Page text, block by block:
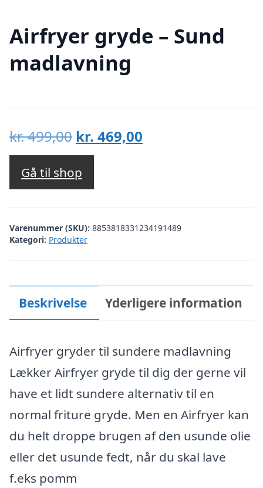
Airfryer gryde – Sund
madlavning
kr.499,00 Den
oprindelige
pris
var:
kr. 499,00.
kr. 469,00
kr. 469,00.
Gå til shop
Varenummer (SKU): 8853818331234191489
Kategori: Produkter
Beskrivelse Yderligere information
Airfryer gryder til sundere madlavning
Lækker Airfryer gryde til dig der gerne vil
have et lidt sundere alternativ til en
normal friture gryde. Men en Airfryer kan
du helt droppe brugen af den usunde olie
eller det usunde fedt, når du skal lave
f.eks pomm